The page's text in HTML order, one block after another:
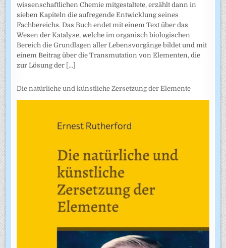
wissenschaftlichen Chemie mitgestaltete, erzählt dann in
sieben Kapiteln die aufregende Entwicklung seines
Fachbereichs. Das Buch endet mit einem Text über das
Wesen der Katalyse, welche im organisch biologischen
Bereich die Grundlagen aller Lebensvorgänge bildet und mit
einem Beitrag über die Transmutation von Elementen, die
zur Lösung der [...]
Die natürliche und künstliche Zersetzung der Elemente